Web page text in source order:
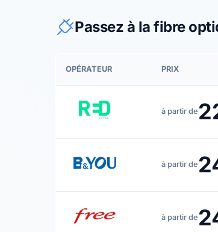
Passez à la fibre
OPÉRATEUR PRIX
à partir de
à partir de
à partir de